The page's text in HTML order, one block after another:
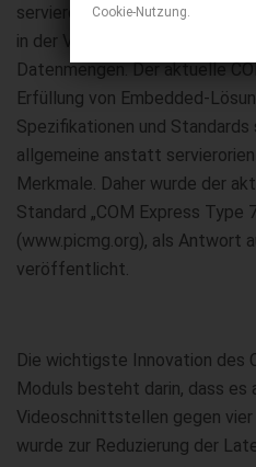
servierorientierte
in der Verarbeitung und
Datenmengen. Der aktuelle
Erfüllung von Embedded-
Spezifikationen und
allgemeine anstatt
Merkmale. Daher wurde der
Standard „COM Express Type
(www.picmg.org), als Antwort
veröffentlicht.
Die wichtigste Innovation des
Moduls besteht darin, dass es
Videoschnittstellen gegen vier
wurde zur Reduzierung der
Cookie-Nutzung.